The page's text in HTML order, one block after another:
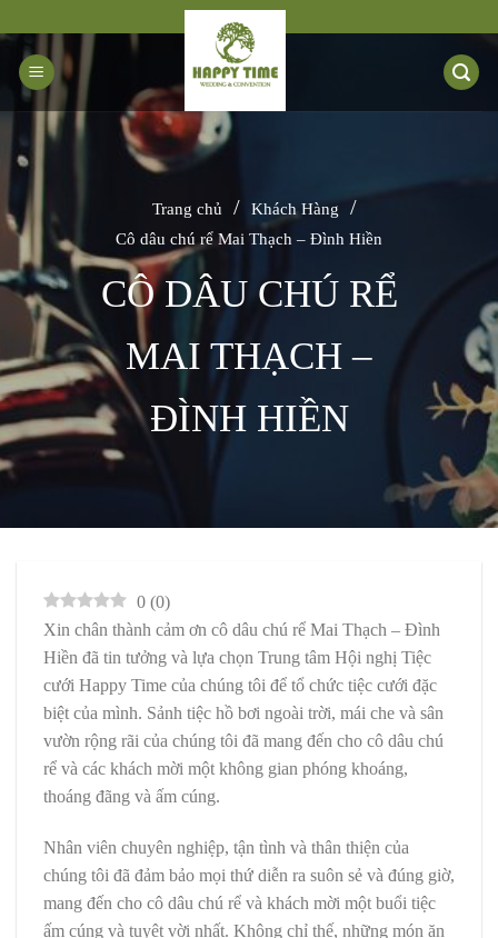
qua
nội
dung
Trang chủ / Khách Hàng /
Cô dâu chú rể Mai Thạch – Đình Hiền
CÔ DÂU CHÚ RỂ
MAI THẠCH –
ĐÌNH HIỀN
0 (0)
Xin chân thành cảm ơn cô dâu chú rể Mai Thạch – Đình
Hiền đã tin tưởng và lựa chọn Trung tâm Hội nghị Tiệc
cưới Happy Time của chúng tôi để tổ chức tiệc cưới đặc
biệt của mình. Sảnh tiệc hồ bơi ngoài trời, mái che và sân
vườn rộng rãi của chúng tôi đã mang đến cho cô dâu chú
rể và các khách mời một không gian phóng khoáng,
thoáng đãng và ấm cúng.
Nhân viên chuyên nghiệp, tận tình và thân thiện của
chúng tôi đã đảm bảo mọi thứ diễn ra suôn sẻ và đúng giờ,
mang đến cho cô dâu chú rể và khách mời một buổi tiệc
ấm cúng và tuyệt vời nhất. Không chỉ thế, những món ăn